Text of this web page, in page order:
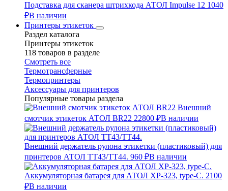
Подставка для сканера штрихкода АТОЛ Impulse 12 1040
₽В наличии
Принтеры этикеток
Раздел каталога
Принтеры этикеток
118 товаров в разделе
Смотреть все
Термотрансферные
Термопринтеры
Аксессуары для принтеров
Популярные товары раздела
Внешний
смотчик этикеток АТОЛ BR22 22800 ₽В наличии
Внешний держатель рулона этикетки (пластиковый) для
принтеров АТОЛ TT43/TT44. 960 ₽В наличии
Аккумуляторная батарея для АТОЛ XP-323, type-C. 2100
₽В наличии